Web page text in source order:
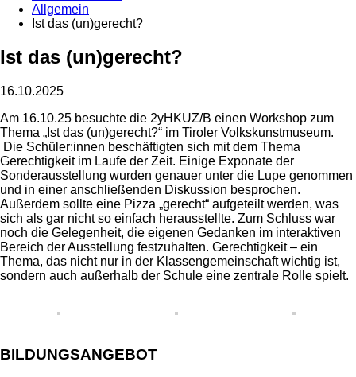
Allgemein
Ist das (un)gerecht?
Ist das (un)gerecht?
16.10.2025
Am 16.10.25 besuchte die 2yHKUZ/B einen Workshop zum
Thema „Ist das (un)gerecht?“ im Tiroler Volkskunstmuseum.
Die Schüler:innen beschäftigten sich mit dem Thema
Gerechtigkeit im Laufe der Zeit. Einige Exponate der
Sonderausstellung wurden genauer unter die Lupe genommen
und in einer anschließenden Diskussion besprochen.
Außerdem sollte eine Pizza „gerecht“ aufgeteilt werden, was
sich als gar nicht so einfach herausstellte. Zum Schluss war
noch die Gelegenheit, die eigenen Gedanken im interaktiven
Bereich der Ausstellung festzuhalten. Gerechtigkeit – ein
Thema, das nicht nur in der Klassengemeinschaft wichtig ist,
sondern auch außerhalb der Schule eine zentrale Rolle spielt.
BILDUNGSANGEBOT